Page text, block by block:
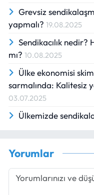
Grevsiz
yapmalı? 19.08.2025
Sendikacılık
mı? 10.08.2025
Ülke ekonomisi
sarmalında: Kalitesiz
03.07.2025
Ülkemizde
Yorumlar